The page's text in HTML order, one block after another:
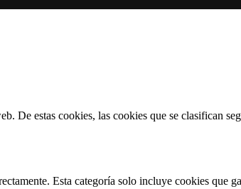
estas cookies, las cookies que se clasifican
Esta categoría solo incluye cookies que